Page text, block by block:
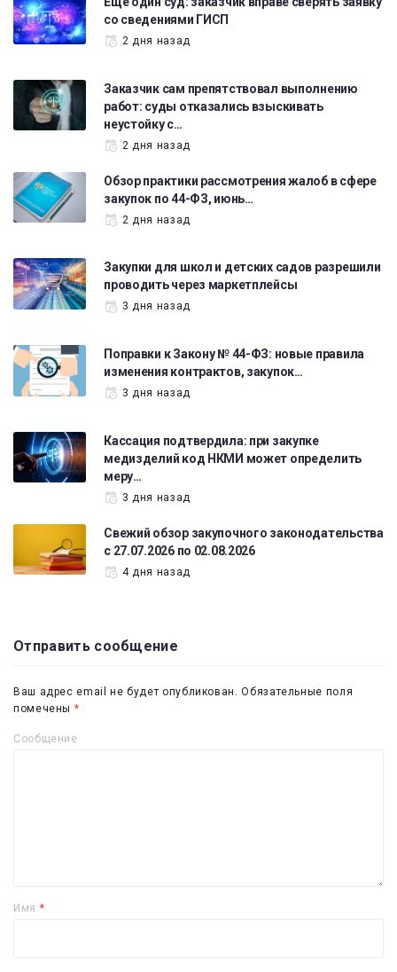
со сведениями ГИСП
2 дня назад
Заказчик сам препятствовал выполнению
работ: суды отказались взыскивать
неустойку с…
2 дня назад
Обзор практики рассмотрения жалоб в сфере
закупок по 44-ФЗ, июнь…
2 дня назад
Закупки для школ и детских садов разрешили
проводить через маркетплейсы
3 дня назад
Поправки к Закону № 44-ФЗ: новые правила
изменения контрактов, закупок…
3 дня назад
Кассация подтвердила: при закупке
медизделий код НКМИ может определить
меру…
3 дня назад
Свежий обзор закупочного законодательства
с 27.07.2026 по 02.08.2026
4 дня назад
Отправить сообщение
Ваш адрес email не будет опубликован. Обязательные поля
помечены *
Сообщение
Имя *